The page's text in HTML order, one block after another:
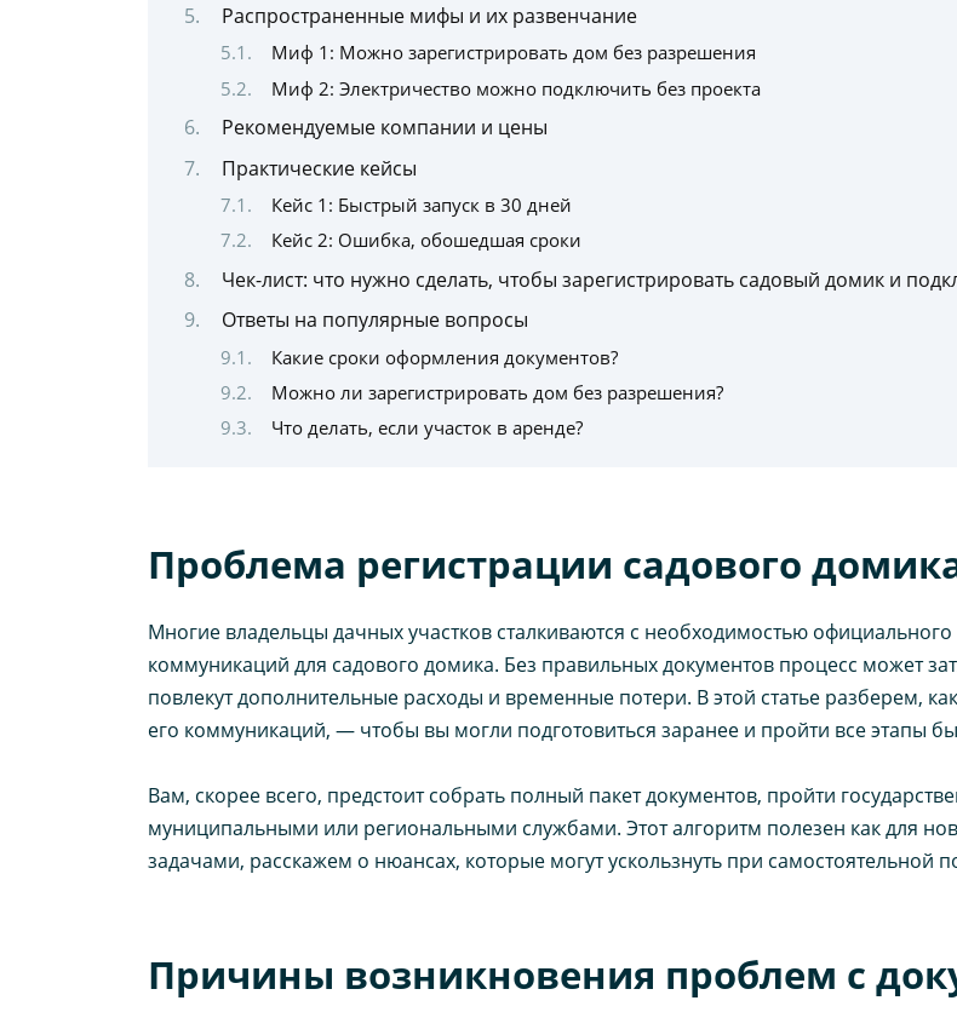
Распространенные мифы и их развенчание
Миф 1: Можно зарегистрировать дом без разрешения
Миф 2: Электричество можно подключить без проекта
Рекомендуемые компании и цены
Практические кейсы
Кейс 1: Быстрый запуск в 30 дней
Кейс 2: Ошибка, обошедшая сроки
Чек-лист: что нужно сделать, чтобы зарегистрировать садовый домик и
Ответы на популярные вопросы
Какие сроки оформления документов?
Можно ли зарегистрировать дом без разрешения?
Что делать, если участок в аренде?
Проблема регистрации садового
Многие владельцы дачных участков сталкиваются с необходимостью
коммуникаций для садового домика. Без правильных документов процесс может
повлекут дополнительные расходы и временные потери. В этой статье разберем,
его коммуникаций, — чтобы вы могли подготовиться заранее и пройти все этапы
Вам, скорее всего, предстоит собрать полный пакет документов, пройти
муниципальными или региональными службами. Этот алгоритм полезен как для
задачами, расскажем о нюансах, которые могут ускользнуть при самостоятельной
Причины возникновения проблем с